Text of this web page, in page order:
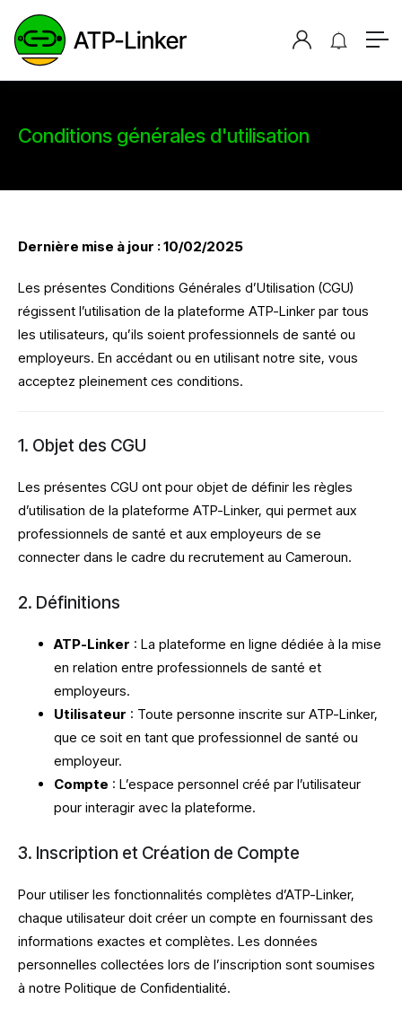
Conditions générales d'utilisation
Dernière mise à jour : 10/02/2025
Les présentes Conditions Générales d’Utilisation (CGU)
régissent l’utilisation de la plateforme ATP-Linker par tous
les utilisateurs, qu’ils soient professionnels de santé ou
employeurs. En accédant ou en utilisant notre site, vous
acceptez pleinement ces conditions.
1. Objet des CGU
Les présentes CGU ont pour objet de définir les règles
d’utilisation de la plateforme ATP-Linker, qui permet aux
professionnels de santé et aux employeurs de se
connecter dans le cadre du recrutement au Cameroun.
2. Définitions
ATP-Linker : La plateforme en ligne dédiée à la mise
en relation entre professionnels de santé et
employeurs.
Utilisateur : Toute personne inscrite sur ATP-Linker,
que ce soit en tant que professionnel de santé ou
employeur.
Compte : L’espace personnel créé par l’utilisateur
pour interagir avec la plateforme.
3. Inscription et Création de Compte
Pour utiliser les fonctionnalités complètes d’ATP-Linker,
chaque utilisateur doit créer un compte en fournissant des
informations exactes et complètes. Les données
personnelles collectées lors de l’inscription sont soumises
à notre Politique de Confidentialité.